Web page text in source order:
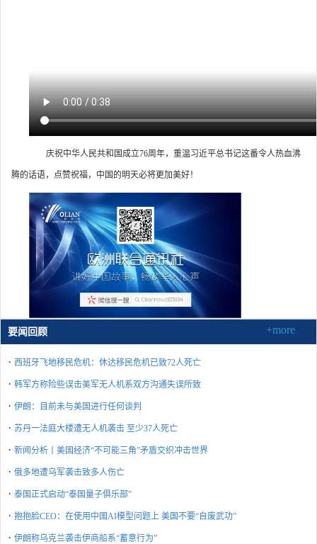
庆祝中华人民共和国成立76周年，重温习近平总书记这番令人热血沸
腾的话语，点赞祝福，中国的明天必将更加美好！
要闻回顾 +more
· 西班牙飞地移民危机：休达移民危机已致72人死亡
· 韩军方称险些误击美军无人机系双方沟通失误所致
· 伊朗：目前未与美国进行任何谈判
· 苏丹一法庭大楼遭无人机袭击 至少37人死亡
· 新闻分析丨美国经济“不可能三角”矛盾交织冲击世界
· 俄多地遭乌军袭击致多人伤亡
· 泰国正式启动“泰国量子俱乐部”
· 抱抱脸CEO：在使用中国AI模型问题上 美国不要“自废武功”
· 伊朗称乌克兰袭击伊商船系“蓄意行为”